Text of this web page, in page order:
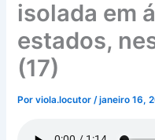
isolada em
estados,
(17)
Porviola.locutor/janeiro 16,